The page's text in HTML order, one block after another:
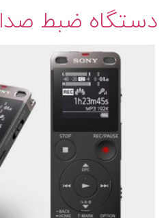
دستگاه ضبط صدا ICD-UX565F